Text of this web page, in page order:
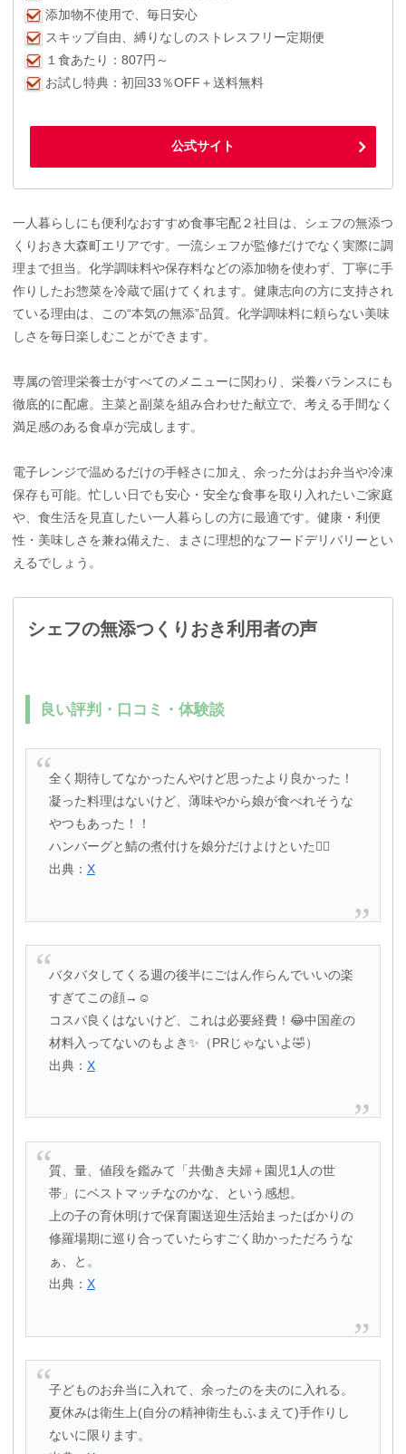
添加物不使用で、毎日安心
スキップ自由、縛りなしのストレスフリー定期便
１食あたり：807円～
お試し特典：初回33％OFF＋送料無料
公式サイト
一人暮らしにも便利なおすすめ食事宅配２社目は、シェフの無添つ
くりおき大森町エリアです。一流シェフが監修だけでなく実際に調
理まで担当。化学調味料や保存料などの添加物を使わず、丁寧に手
作りしたお惣菜を冷蔵で届けてくれます。健康志向の方に支持され
ている理由は、この“本気の無添”品質。化学調味料に頼らない美味
しさを毎日楽しむことができます。
専属の管理栄養士がすべてのメニューに関わり、栄養バランスにも
徹底的に配慮。主菜と副菜を組み合わせた献立で、考える手間なく
満足感のある食卓が完成します。
電子レンジで温めるだけの手軽さに加え、余った分はお弁当や冷凍
保存も可能。忙しい日でも安心・安全な食事を取り入れたいご家庭
や、食生活を見直したい一人暮らしの方に最適です。健康・利便
性・美味しさを兼ね備えた、まさに理想的なフードデリバリーとい
えるでしょう。
シェフの無添つくりおき利用者の声
良い評判・口コミ・体験談
全く期待してなかったんやけど思ったより良かった！
凝った料理はないけど、薄味やから娘が食べれそうな
やつもあった！！
ハンバーグと鯖の煮付けを娘分だけよけといた🙂‍↕️
出典： X
バタバタしてくる週の後半にごはん作らんでいいの楽
すぎてこの顔→☺️
コスパ良くはないけど、これは必要経費！😂中国産の
材料入ってないのもよき✨（PRじゃないよ🤣）
出典： X
質、量、値段を鑑みて「共働き夫婦＋園児1人の世
帯」にベストマッチなのかな、という感想。
上の子の育休明けで保育園送迎生活始まったばかりの
修羅場期に巡り合っていたらすごく助かっただろうな
ぁ、と。
出典： X
子どものお弁当に入れて、余ったのを夫のに入れる。
夏休みは衛生上(自分の精神衛生もふまえて)手作りし
ないに限ります。